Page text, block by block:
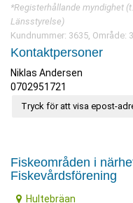
*Registerhållande myndighet
Länsstyrelse)
Kundnummer: 3635, Område:
Kontaktpersoner
Niklas Andersen
0702951721
Tryck för att visa epost-
Fiskeområden i
Fiskevårdsförening
Hultebräan